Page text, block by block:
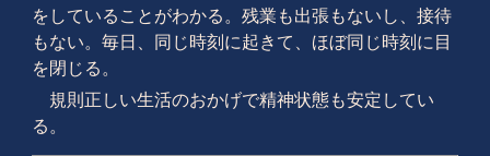
をしていることがわかる。残業も出張もないし、接待
もない。毎日、同じ時刻に起きて、ほぼ同じ時刻に目
を閉じる。
規則正しい生活のおかげで精神状態も安定してい
る。